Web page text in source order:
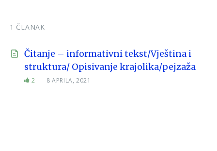
1 ČLANAK
Čitanje – informativni tekst/Vještina i
struktura/ Opisivanje krajolika/pejzaža
2 8 APRILA, 2021